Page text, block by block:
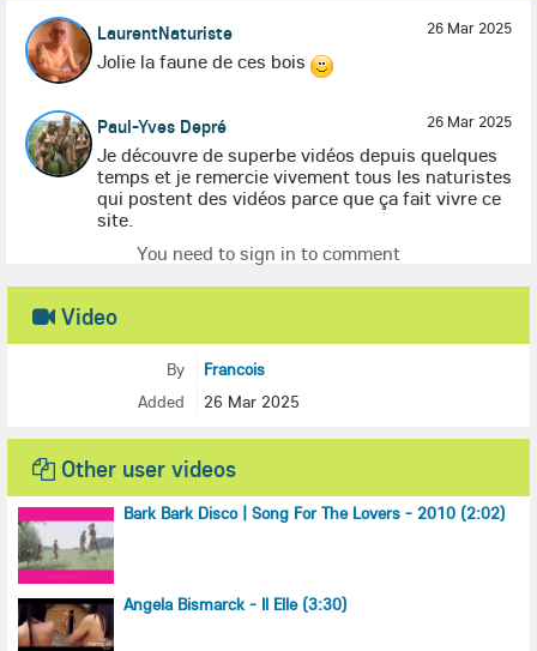
26 Mar 2025
LaurentNaturiste
Jolie la faune de ces bois
26 Mar 2025
Paul-Yves Depré
Je découvre de superbe vidéos depuis quelques
temps et je remercie vivement tous les naturistes
qui postent des vidéos parce que ça fait vivre ce
site.
You need to sign in to comment
Video
By
Francois
Added
26 Mar 2025
Other user videos
Bark Bark Disco | Song For The Lovers - 2010 (2:02)
Angela Bismarck - Il Elle (3:30)